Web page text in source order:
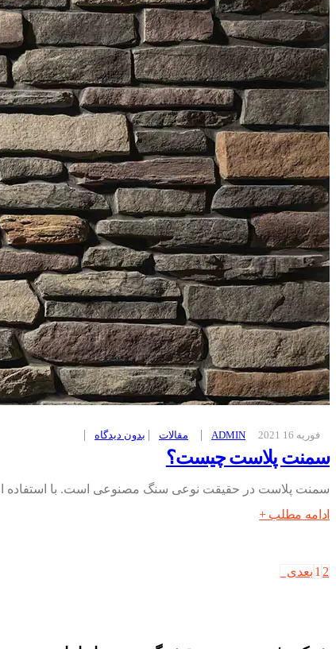
فوریه 16 2021 ADMIN مقالات بدون ديدگاه
سمنت پلاست چیست؟
سمنت پلاست در حقیقت نوعی سنگ مصنوعی است. با استفاده
ادامه مطلب +
1 2 بعدی